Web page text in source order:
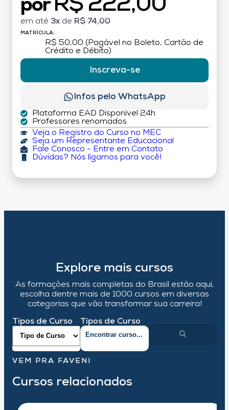
por R$ 222,00
em até 3x de R$ 74,00
MATRÍCULA:
R$ 50,00 (Pagável no Boleto, Cartão de
Crédito e Débito)
Inscreva-se
Infos pelo WhatsApp
Plataforma EAD Disponível 24h
Professores renomados
Veja o Registro do Curso no MEC
Seja um Representante Educacional
Fale Conosco - Entre em Contato
Dúvidas? Nós ligamos para você!
Explore mais cursos
As formações mais completas do Brasil estão aqui,
escolha dentre mais de 1000 cursos em diversas
categorias que vão transformar sua carreira!
Tipos de Curso Tipos de Curso
VEM PRA FAVENI
Cursos relacionados